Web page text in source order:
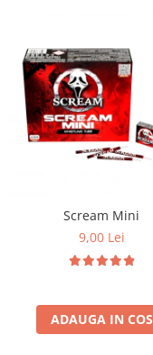
Scream Mini
9,00 Lei
ADAUGA IN COS